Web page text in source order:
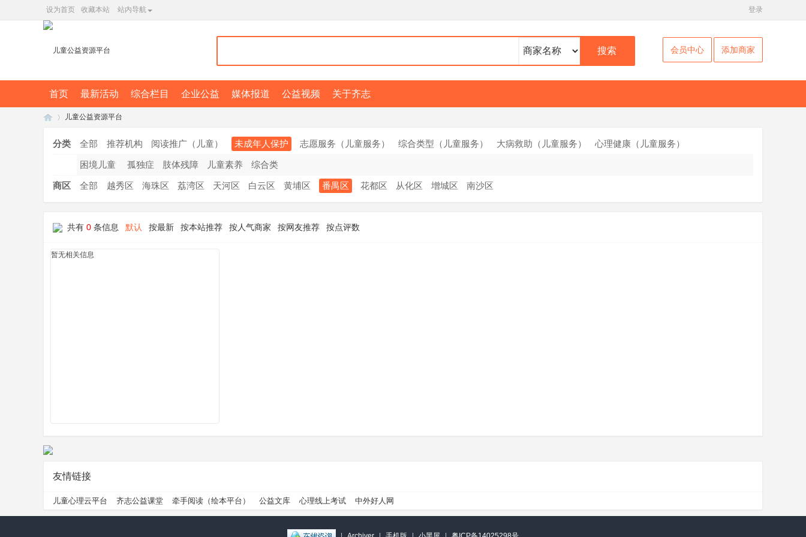
设为首页 收藏本站 站内导航 登录
搜索 会员中心 添加商家
首页 最新活动 综合栏目 企业公益 媒体报道 公益视频 关于齐志
儿童公益资源平台
分类 全部 推荐机构 阅读推广（儿童） 未成年人保护 志愿服务（儿童服务） 综合类型（儿童服务） 大病救助（儿童服务） 心理健康（儿童服务）
困境儿童 孤独症 肢体残障 儿童素养 综合类
商区 全部 越秀区 海珠区 荔湾区 天河区 白云区 黄埔区 番禺区 花都区 从化区 增城区 南沙区
共有 0 条信息 默认 按最新 按本站推荐 按人气商家 按网友推荐 按点评数
暂无相关信息
友情链接
儿童心理云平台 齐志公益课堂 牵手阅读（绘本平台） 公益文库 心理线上考试 中外好人网